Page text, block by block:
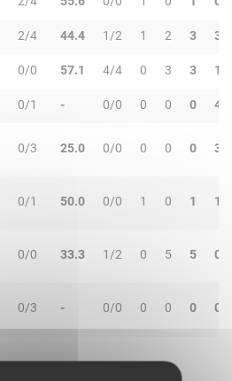
2/4 44.4 1/2 1 2 3 3
0/0 57.1 4/4 0 3 3 1
0/1 - 0/0 0 0 0 4
0/3 25.0 0/0 0 0 0 3
0/1 50.0 0/0 1 0 1 1
0/0 33.3 1/2 0 5 5 0
0/3 - 0/0 0 0 0 0